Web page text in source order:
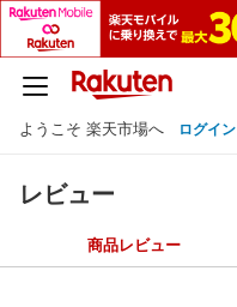
ようこそ 楽天市場へ ログイン
レビュー
商品レビュー